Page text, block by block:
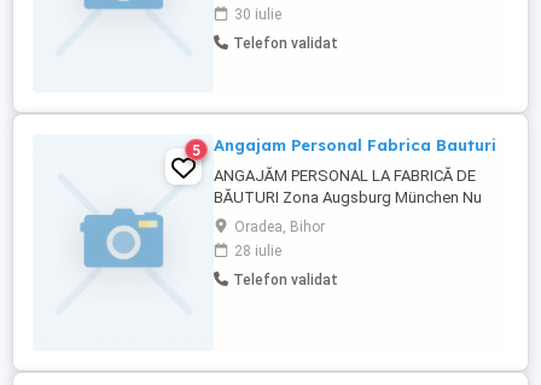
30 iulie
Telefon validat
5 Angajam Personal Fabrica Bauturi
ANGAJĂM PERSONAL LA FABRICĂ DE
BĂUTURI Zona Augsburg München Nu
este necesară calificare NU se cer
cunoștințe de limba germană Activitatea
se desfășoară într-o echipă de români, iar
coordonarea se face în limba română.
Oradea, Bihor
28 iulie
Telefon validat